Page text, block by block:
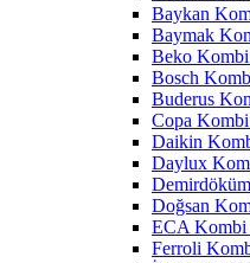
Baykan
Baymak
Beko
Bosch
Buderus
Copa
Daikin
Daylux
Doğsan
ECA Kombi
Ferroli